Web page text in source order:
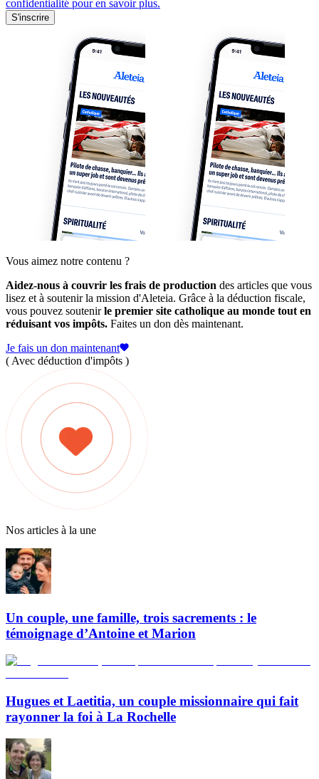
confidentialité pour en savoir plus.
S'inscrire
Vous aimez notre contenu ?
Aidez-nous à couvrir les frais de production des articles que vous
lisez et à soutenir la mission d'Aleteia. Grâce à la déduction fiscale,
vous pouvez soutenirle premier site catholique au monde tout en
réduisant vos impôts. Faites un don dès maintenant.
Je fais un don maintenant
( Avec déduction d'impôts )
Nos articles à la une
Un couple, une famille, trois sacrements : le
témoignage d’Antoine et Marion
Hugues et Laetitia, un couple missionnaire qui fait
rayonner la foi à La Rochelle